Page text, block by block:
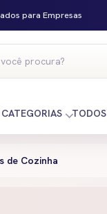
para Empresas
de Cozinha